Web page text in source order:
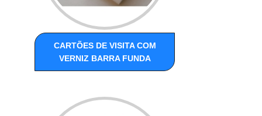
CARTÕES DE VISITA COM
VERNIZ BARRA FUNDA